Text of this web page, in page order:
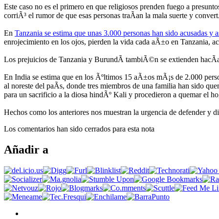
Este caso no es el primero en que religiosos prenden fuego a
corriÃ³ el rumor de que esas personas traÃ­an la mala suerte y
En Tanzania se estima que unas 3.000 personas han sido acusadas y
enrojecimiento en los ojos, pierden la vida cada aÃ±o en Tanzania,
Los prejuicios de Tanzania y BurundÃ­ tambiÃ©n se extienden
En India se estima que en los Ãºltimos 15 aÃ±os mÃ¡s de 2.000
al noreste del paÃ­s, donde tres miembros de una familia han sido
para un sacrificio a la diosa hindÃº Kali y procedieron a quemar el
Hechos como los anteriores nos muestran la urgencia de defender y
Los comentarios han sido cerrados para esta nota
Añadir a